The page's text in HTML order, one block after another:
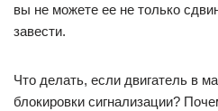
вы не можете ее не только
завести.
Что делать, если двигатель в
блокировки сигнализации?